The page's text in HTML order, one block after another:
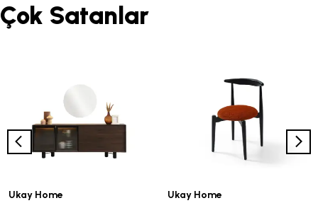
Çok Satanlar
Ukay Home Ukay Home